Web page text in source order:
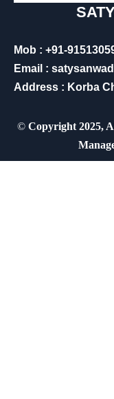
Mob : +91-
Email :
Address : Korba
© Copyright 2025,